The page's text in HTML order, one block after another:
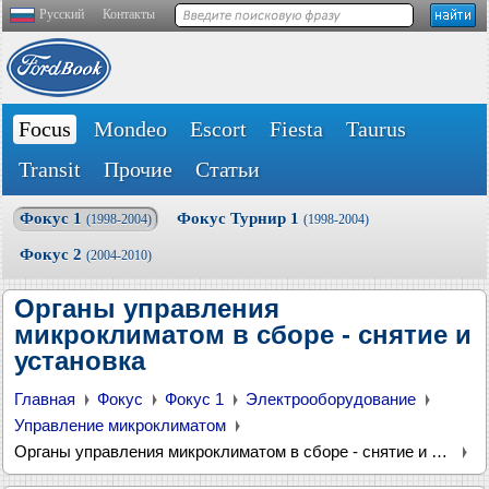
Русский Контакты
Focus Mondeo Escort Fiesta
Taurus
Transit
Прочие Статьи
Фокус 1 (1998-2004) Фокус Турнир 1 (1998-2004)
Фокус 2 (2004-2010)
Органы управления
микроклиматом в сборе - снятие и
установка
Главная Фокус Фокус 1
Электрооборудование
Управление микроклиматом
Органы управления микроклиматом в сборе - снятие и установка